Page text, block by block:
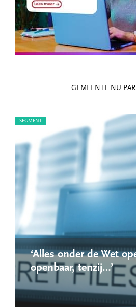
GEMEENTE.NU
SEGMENT
‘Alles onder de Wet
openbaar, tenzij…’